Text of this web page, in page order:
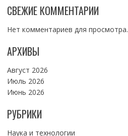
СВЕЖИЕ КОММЕНТАРИИ
Нет комментариев для просмотра.
АРХИВЫ
Август 2026
Июль 2026
Июнь 2026
РУБРИКИ
Наука и технологии